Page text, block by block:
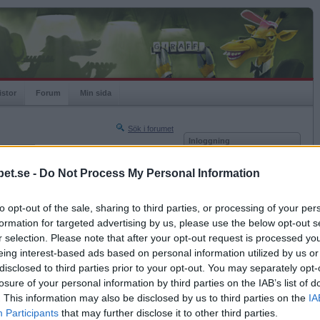
- Do Not Process My Personal Information
opt-out of the sale, sharing to third parties, or processing of your
for targeted advertising by us, please use the below opt-out
selection. Please note that after your opt-out request is processed
interest-based ads based on personal information utilized by us
to third parties prior to your opt-out. You may separately
of your personal information by third parties on the IAB’s list of
This information may also be disclosed by us to third parties on the
Participants that may further disclose it to other third parties.
Forum Min sida
Sök i forumet
Nästa sida »
2008-10-27 03:14
knän och ger sig inte ut på farliga
:P
Inloggning
Kom ihåg mig
Glömt ditt lösenord?
Få ny aktiveringslänk
Betapet är gratis!